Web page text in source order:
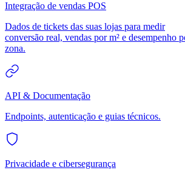
Integração de vendas POS
Dados de tickets das suas lojas para medir
conversão real, vendas por m² e desempenho
zona.
API & Documentação
Endpoints, autenticação e guias técnicos.
Privacidade e cibersegurança